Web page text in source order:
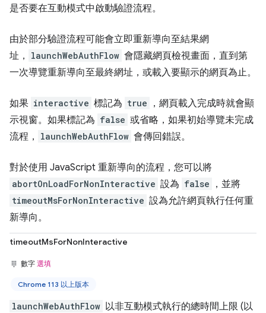
是否要在互動模式中啟動驗證流程。
由於部分驗證流程可能會立即重新導向至結果網
址，
launchWebAuthFlow 會隱藏網頁檢視畫面，直到第
一次導覽重新導向至最終網址，或載入要顯示的網頁為止。
如果 interactive 標記為 true
，網頁載入完成時就會顯
示視窗。如果標記為 false 或省略，如果初始導覽未完成
流程，
launchWebAuthFlow 會傳回錯誤。
對於使用 JavaScript 重新導向的流程，您可以將
abortOnLoadForNonInteractive 設為 false ，並將
timeoutMsForNonInteractive 設為允許網頁執行任何重
新導向。
timeoutMsForNonInteractive
數字 選填
Chrome 113 以上版本
launchWebAuthFlow 以非互動模式執行的總時間上限 (以